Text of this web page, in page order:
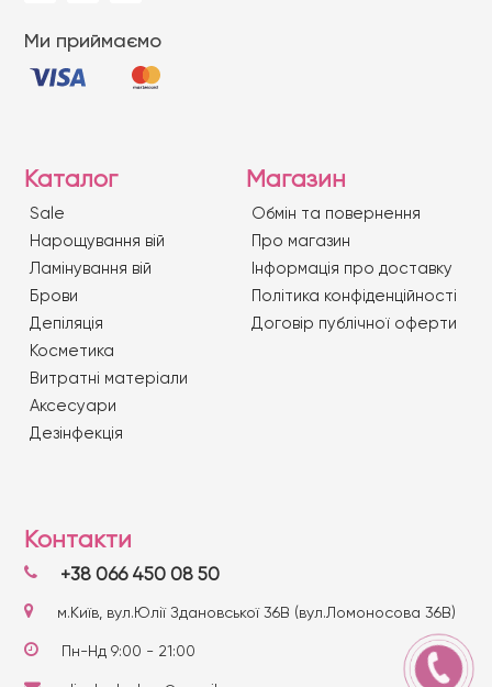
Ми приймаємо
Каталог
Sale
Нарощування вій
Ламінування вій
Брови
Депіляція
Косметика
Витратні матеріали
Аксесуари
Дезінфекція
Магазин
Обмін та повернення
Про магазин
Iнформація про доставку
Політика конфіденційності
Договір публічної оферти
Контакти
+38 066 450 08 50
м.Київ, вул.Юлії Здановської 36В (вул.Ломоносова 36В)
Пн-Нд 9:00 - 21:00